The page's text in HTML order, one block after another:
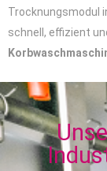
Trocknungsmodul
schnell, effizient